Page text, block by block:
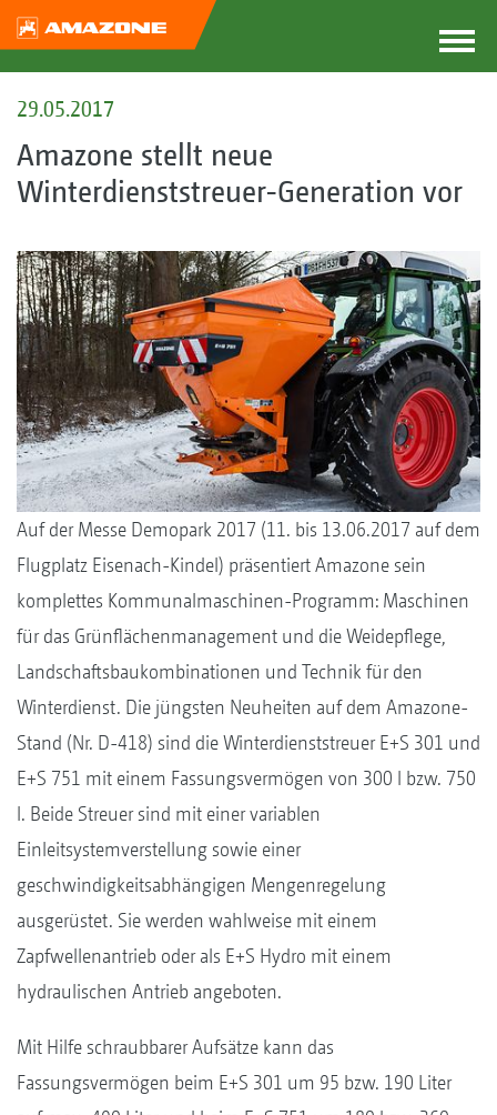
29.05.2017
Amazone stellt neue
Winterdienststreuer-Generation vor
Auf der Messe Demopark 2017 (11. bis 13.06.2017 auf dem
Flugplatz Eisenach-Kindel) präsentiert Amazone sein
komplettes Kommunalmaschinen-Programm: Maschinen
für das Grünflächenmanagement und die Weidepflege,
Landschaftsbaukombinationen und Technik für den
Winterdienst. Die jüngsten Neuheiten auf dem Amazone-
Stand (Nr. D-418) sind die Winterdienststreuer E+S 301 und
E+S 751 mit einem Fassungsvermögen von 300 l bzw. 750
l. Beide Streuer sind mit einer variablen
Einleitsystemverstellung sowie einer
geschwindigkeitsabhängigen Mengenregelung
ausgerüstet. Sie werden wahlweise mit einem
Zapfwellenantrieb oder als E+S Hydro mit einem
hydraulischen Antrieb angeboten.
Mit Hilfe schraubbarer Aufsätze kann das
Fassungsvermögen beim E+S 301 um 95 bzw. 190 Liter